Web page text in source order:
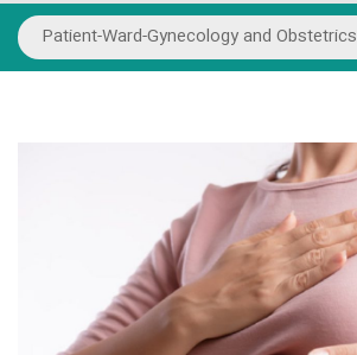
Patient-Ward-Gynecology and Obstetrics